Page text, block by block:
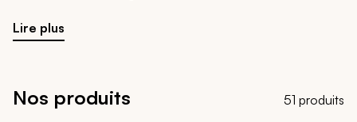
Lire plus
51 produits
Nos produits